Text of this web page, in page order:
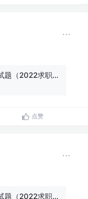
精心整理HTML/CSS面试题（2022求职必看）
点赞
精心整理HTML/CSS面试题（2022求职必看）